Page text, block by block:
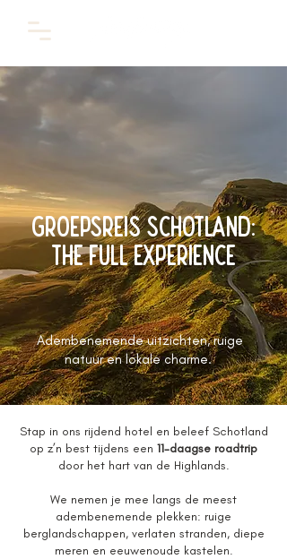
Groepsreis Schotland:
The full experience
Adembenemende uitzichten, ruige
natuur en lokale charme.
Stap in ons rijdend hotel en beleef Schotland
op z’n best tijdens een 11-daagse roadtrip
door het hart van de Highlands.
We nemen je mee langs de meest
adembenemende plekken: ruige
berglandschappen, verlaten stranden, diepe
meren en eeuwenoude kastelen.